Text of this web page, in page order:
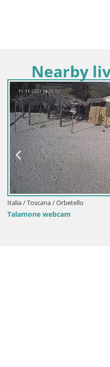
Nearby
Italia / Toscana / Orbetello
Talamone webcam